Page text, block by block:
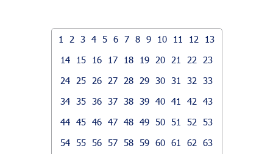
1 2 3 4 5 6 7 8 9 10 11 12
13
14
15 16 17 18 19 20 21 22
23
24
25 26 27 28 29 30 31 32
33
34 35 36 37 38 39 40 41 42
43
44 45 46 47 48 49 50 51 52
53
54 55 56 57 58 59 60 61 62
63